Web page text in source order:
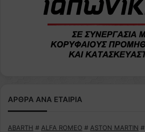
ΑΡΘΡΑ ΑΝΑ ΕΤΑΙΡΙΑ
ABARTH # ALFA ROMEO # ASTON MARTIN #